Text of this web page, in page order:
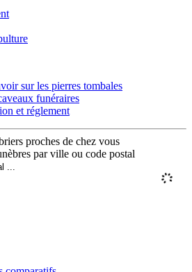
sur les pierres tombales
funéraires
et réglement
proches de chez vous
par ville ou code postal